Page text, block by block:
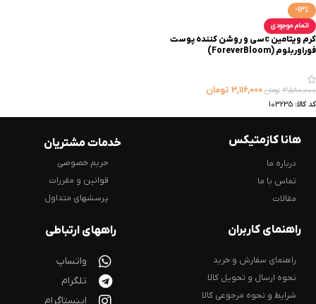
-13%
اتمام موجودی
کرم ویتامین cسی و روشن کننده پوست
فوراوربلوم (ForeverBloom)
۳,۵۸۰,۰۰۰ تومان ۳,۱۱۶,۰۰۰ تومان
کد کالا: 103235
هانا کازمتیکس
درباره ما
تماس با ما
مقالات
خدمات مشتریان
حریم خصوصی
قوانین و مقررات
پرسشهای متداول
راهنمای کاربران
راهنمای سفارش و خرید
نحوه ارسال و تحویل کالا
شرایط و نحوه مرجوعی کالا
راههای ارتباطی
واتساپ
تلگرام
اینستاگرام